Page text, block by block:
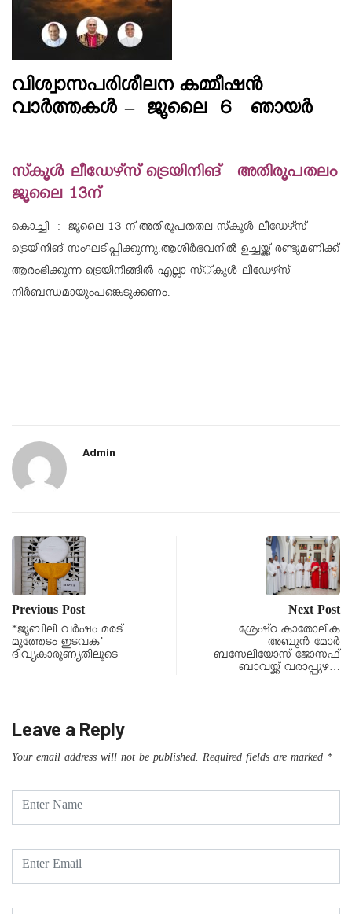
വിശ്വാസപരിശീലന കമ്മീഷന്‍
വാര്‍ത്തകള്‍ – ജൂലൈ 6 ഞായര്‍
സ്‌കൂള്‍ ലീഡേഴ്‌സ് ട്രെയിനിങ്‌ അതിരൂപതലം
ജൂലൈ 13ന്
കൊച്ചി : ജൂലൈ 13 ന് അതിരൂപതതല സ്‌കൂള്‍ ലീഡേഴ്‌സ്
ട്രെയിനിങ് സംഘടിപ്പിക്കുന്നു.ആശിര്‍ഭവനില്‍ ഉച്ചയ്ക്ക് രണ്ടുമണിക്ക്
ആരംഭിക്കുന്ന ട്രെയിനിങ്ങില്‍ എല്ലാ സ്്കൂള്‍ ലീഡേഴ്‌സ്
നിര്‍ബന്ധമായുംപങ്കെടുക്കണം.
Admin
Previous Post
*ജൂബിലി വർഷം മരട്
മൂത്തേടം ഇടവക’
ദിവ്യകാരൂണ്യതിലൂടെ
Next Post
ശ്രേഷ്ഠ കാതോലിക
അബുന്‍ മോര്‍
ബസേലിയോസ് ജോസഫ്
ബാവയ്ക്ക് വരാപ്പുഴ…
Leave a Reply
Your email address will not be published. Required fields are marked *